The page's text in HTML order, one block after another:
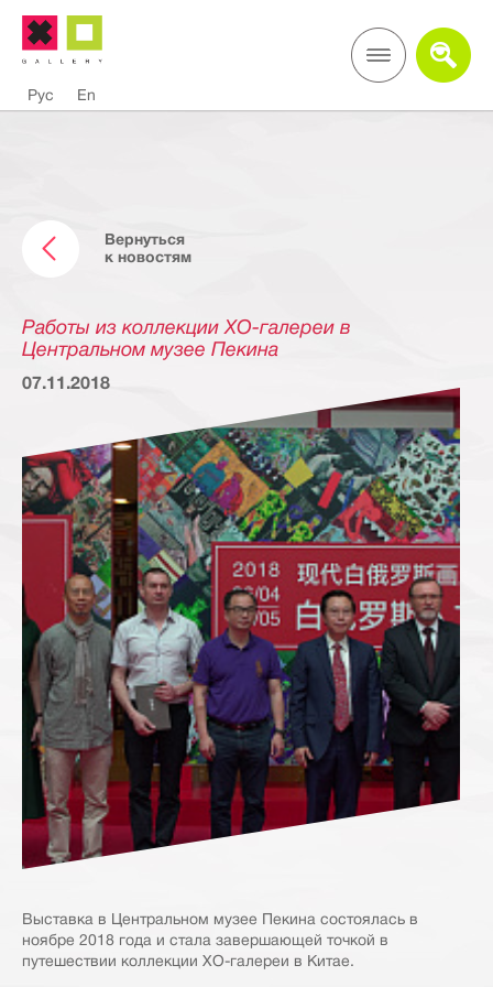
Рус En
Вернуться
к новостям
Работы из коллекции ХО-галереи в
Центральном музее Пекина
07.11.2018
Выставка в Центральном музее Пекина состоялась в
ноябре 2018 года и стала завершающей точкой в
путешествии коллекции ХО-галереи в Китае.